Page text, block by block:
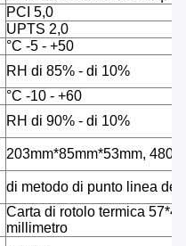
PCI 5,0
UPTS 2,0
°C -5 - +50
RH di 85% - di 10%
°C -10 - +60
RH di 90% - di 10%
203mm*85mm*53mm,
di metodo di punto linea del
Carta di rotolo termica
millimetro